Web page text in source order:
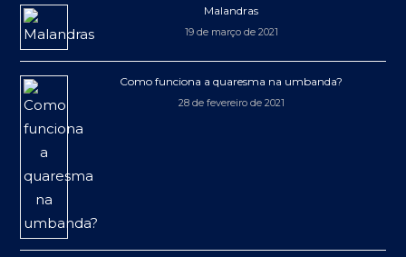
Malandras
19 de março de 2021
Como funciona a quaresma na umbanda?
28 de fevereiro de 2021